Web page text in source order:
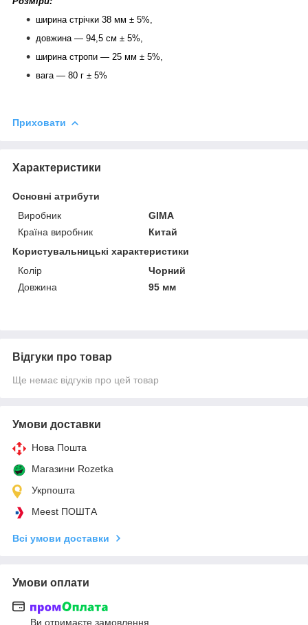
ширина стрічки 38 мм ± 5%,
довжина — 94,5 см ± 5%,
ширина стропи — 25 мм ± 5%,
вага — 80 г ± 5%
Приховати
Характеристики
Основні атрибути
Виробник
GIMA
Країна виробник
Китай
Користувальницькі характеристики
Колір
Чорний
Довжина
95 мм
Відгуки про товар
Ще немає відгуків про цей товар
Умови доставки
Нова Пошта
Магазини Rozetka
Укрпошта
Meest ПОШТА
Всі умови доставки
Умови оплати
Ви отримаєте замовлення